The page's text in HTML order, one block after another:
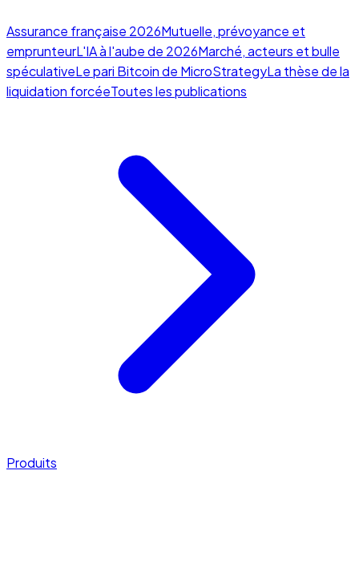
Assurance française 2026Mutuelle, prévoyance et
emprunteurL'IA à l'aube de 2026Marché, acteurs et bulle
spéculativeLe pari Bitcoin de MicroStrategyLa thèse de la
liquidation forcéeToutes les publications
Produits